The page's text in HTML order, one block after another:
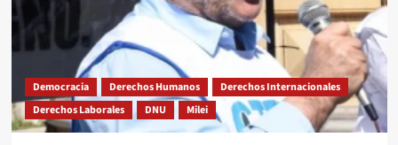
Democracia Derechos Humanos
Derechos Internacionales
Derechos Laborales
DNU Milei